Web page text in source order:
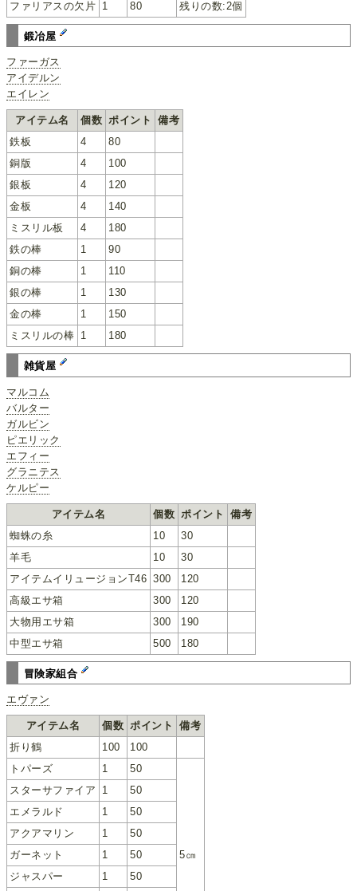
ファリアスの欠片 1 80 残りの数:2個
鍛冶屋
ファーガス
アイデルン
エイレン
アイテム名 個数 ポイント
備考
鉄板
4
80
銅版
4
100
銀板
4
120
金板
4
140
ミスリル板
4
180
鉄の棒
1
90
銅の棒
1
110
銀の棒
1
130
金の棒
1
150
ミスリルの棒 1 180
雑貨屋
マルコム
バルター
ガルビン
ピエリック
エフィー
グラニテス
ケルピー
アイテム名 個数 ポイント
備考
蜘蛛の糸
10
30
羊毛
10
30
アイテムイリュージョンT46 300
120
高級エサ箱
300
120
大物用エサ箱
300
190
中型エサ箱
500 180
冒険家組合
エヴァン
アイテム名 個数 ポイント
備考
折り鶴
100
100
トパーズ
1 50
5㎝
スターサファイア 1
50
エメラルド
1
50
アクアマリン
1
50
ガーネット
1
50
ジャスパー
1
50